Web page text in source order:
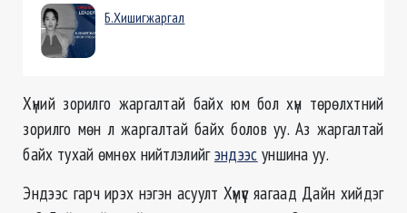
Б.Хишигжаргал
Хүний зорилго жаргалтай байх юм бол хүн төрөлхтний
зорилго мөн л жаргалтай байх болов уу. Аз жаргалтай
байх тухай өмнөх нийтлэлийгэндээс уншина уу.
Эндээс гарч ирэх нэгэн асуулт Хүмүүс яагаад Дайн хийдэг